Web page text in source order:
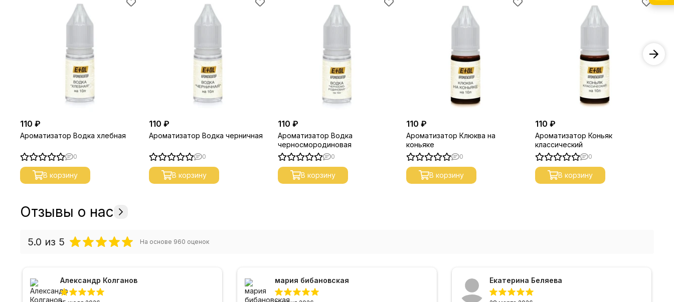
110 ₽
Ароматизатор Водка хлебная
0
В корзину
110 ₽
Ароматизатор Водка черничная
0
В корзину
110 ₽
Ароматизатор Водка
черносмородиновая
0
В корзину
110 ₽
Ароматизатор Клюква на
коньяке
0
В корзину
110 ₽
Ароматизатор Коньяк
классический
0
В корзину
Отзывы о нас
5.0 из 5 На основе 960 оценок
Александр Колганов мария бибановская Екатерина Беляева